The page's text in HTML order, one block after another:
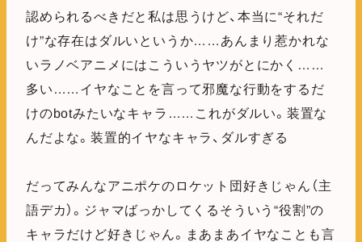
認められるべきだと私は思うけど、本当に“それだ
け”な存在はダルいというか……あんまり惹かれな
いラノベアニメにはこういうヤツがとにかく……
多い……イヤなことを言って邪魔な行動をするだ
けのbotみたいなキャラ……これがダルい。装置な
んだよな。装置的イヤなキャラ、ダルすぎる
だってみんなアニポケのロケット団好きじゃん（主
語デカ）。ジャマばっかしてくるそういう“役割”の
キャラだけど好きじゃん。まあまあイヤなことも言